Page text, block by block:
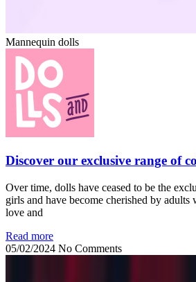
Mannequin dolls
Discover our exclusive range of
Over time, dolls have ceased to be the
girls and have become cherished by
love and
Read more
05/02/2024 No Comments